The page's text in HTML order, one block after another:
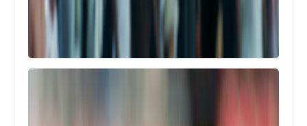
Egypt
موعد مشاهدة مباراة مصر و نيوزيلندا
في كاس العالم للشباب و القنوات الناقلة